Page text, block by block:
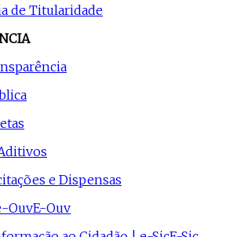
de Titularidade
e Dispensas
OuvE-Ouv